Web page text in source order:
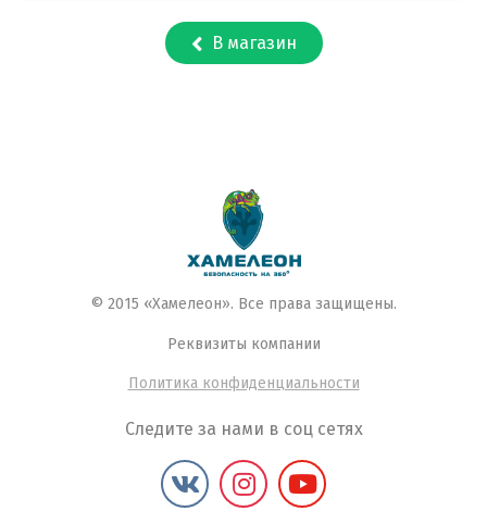
В магазин
© 2015 «Хамелеон». Все права защищены.
Реквизиты компании
Политика конфиденциальности
Следите за нами в соц сетях